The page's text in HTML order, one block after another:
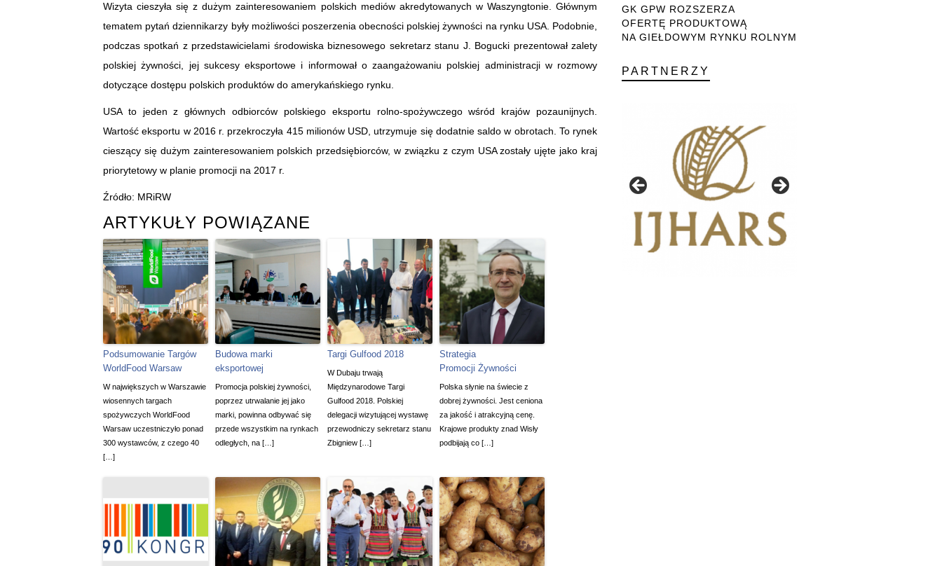
Wizyta cieszyła się z dużym zainteresowaniem polskich mediów akredytowanych w Waszyngtonie. Głównym
tematem pytań dziennikarzy były możliwości poszerzenia obecności polskiej żywności na rynku USA. Podobnie,
podczas spotkań z przedstawicielami środowiska biznesowego sekretarz stanu J. Bogucki prezentował zalety
polskiej żywności, jej sukcesy eksportowe i informował o zaangażowaniu polskiej administracji w rozmowy
dotyczące dostępu polskich produktów do amerykańskiego rynku.
USA to jeden z głównych odbiorców polskiego eksportu rolno-spożywczego wśród krajów pozaunijnych.
Wartość eksportu w 2016 r. przekroczyła 415 milionów USD, utrzymuje się dodatnie saldo w obrotach. To rynek
cieszący się dużym zainteresowaniem polskich przedsiębiorców, w związku z czym USA zostały ujęte jako kraj
priorytetowy w planie promocji na 2017 r.
Źródło: MRiRW
ARTYKUŁY POWIĄZANE
Podsumowanie Targów
WorldFood Warsaw
W największych w Warszawie
wiosennych targach
spożywczych WorldFood
Warsaw uczestniczyło ponad
300 wystawców, z czego 40
[…]
Budowa marki
eksportowej
Promocja polskiej żywności,
poprzez utrwalanie jej jako
marki, powinna odbywać się
przede wszystkim na rynkach
odległych, na […]
Targi Gulfood 2018
W Dubaju trwają
Międzynarodowe Targi
Gulfood 2018. Polskiej
delegacji wizytującej wystawę
przewodniczy sekretarz stanu
Zbigniew […]
Strategia
Promocji Żywności
Polska słynie na świecie z
dobrej żywności. Jest ceniona
za jakość i atrakcyjną cenę.
Krajowe produkty znad Wisły
podbijają co […]
GK GPW ROZSZERZA
OFERTĘ PRODUKTOWĄ
NA GIEŁDOWYM RYNKU ROLNYM
PARTNERZY